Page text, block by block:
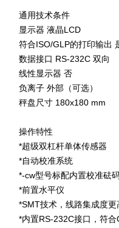
通用技术条件
显示器 液晶LCD
符合ISO/GLP的打印输出
数据接口 RS-232C 双向
线性显示器 否
负离子 外部（可选）
秤盘尺寸 180x180 mm
操作特性
*超级双杠杆单体传感器
*自动校准系统
*-cw型号标配内置校准砝
*前置水平仪
*SMT技术，线路集成度更
*内置RS-232C接口，符合